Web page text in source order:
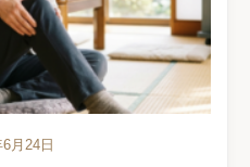
月24日